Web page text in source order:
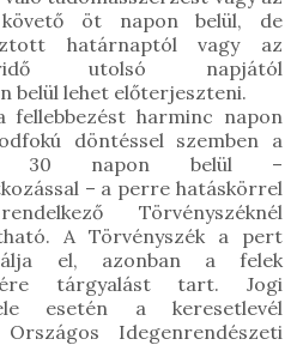
öt napon belül, de
határnaptól vagy az
utolsó napjától
belüllehet előterjeszteni.
fellebbezést harminc napon
döntéssel szemben a
30 napon belül –
– a perre hatáskörrel
Törvényszéknél
A Törvényszék a pert
el, azonban a felek
tárgyalást tart. Jogi
esetén a keresetlevél
Idegenrendészeti